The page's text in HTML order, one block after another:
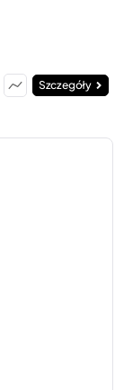
Szczegóły